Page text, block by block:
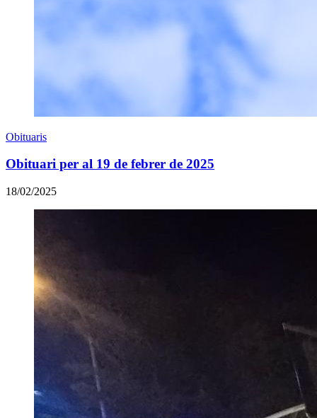
Obituaris
Obituari per al 19 de febrer de 2025
18/02/2025